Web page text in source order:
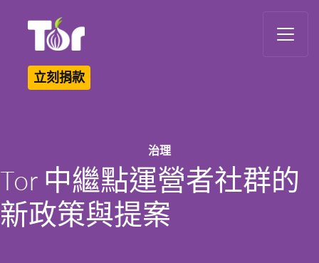
立刻捐款
治理
Tor 中繼點運營者社群的
新政策與提案